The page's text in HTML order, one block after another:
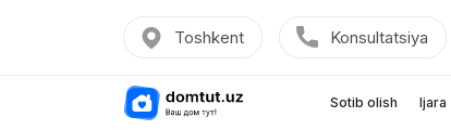
Toshkent Konsultatsiya
Sotib olish Ijara